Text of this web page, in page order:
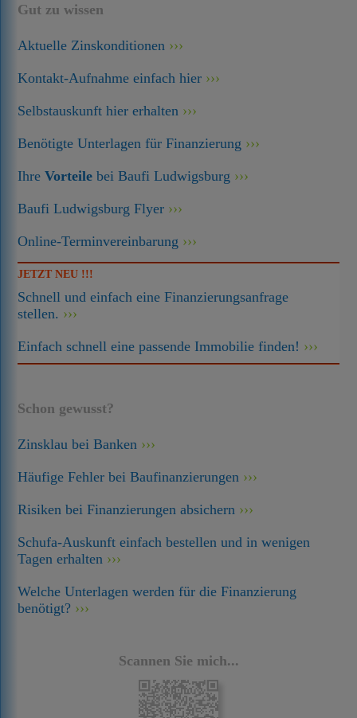
Gut zu wissen
Aktuelle Zinskonditionen
Kontakt-Aufnahme einfach hier
Selbstauskunft hier erhalten
Benötigte Unterlagen für Finanzierung
IhreVorteile bei Baufi Ludwigsburg
Baufi Ludwigsburg Flyer
Online-Terminvereinbarung
JETZT NEU !!!
Schnell und einfach eine Finanzierungsanfrage
stellen.
Einfach schnell eine passende Immobilie finden!
Schon gewusst?
Zinsklau bei Banken
Häufige Fehler bei Baufinanzierungen
Risiken bei Finanzierungen absichern
Schufa-Auskunft einfach bestellen und in wenigen
Tagen erhalten
Welche Unterlagen werden für die Finanzierung
benötigt?
Scannen Sie mich...